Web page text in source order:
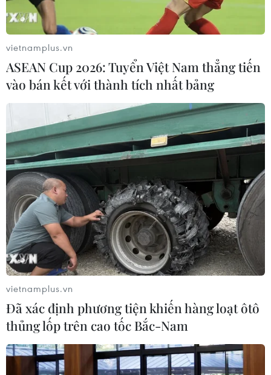
vietnamplus.vn
ASEAN Cup 2026: Tuyển Việt Nam thẳng tiến
vào bán kết với thành tích nhất bảng
vietnamplus.vn
Đã xác định phương tiện khiến hàng loạt ôtô
thủng lốp trên cao tốc Bắc-Nam